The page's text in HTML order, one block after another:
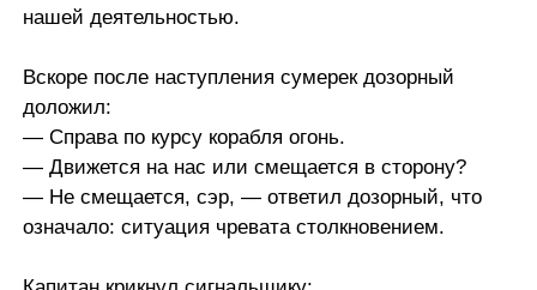
нашей деятельностью.
Вскоре после наступления сумерек дозорный
доложил:
— Справа по курсу корабля огонь.
— Движется на нас или смещается в сторону?
— Не смещается, сэр, — ответил дозорный, что
означало: ситуация чревата столкновением.